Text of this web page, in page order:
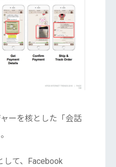
ーを核とした「会話
して、Facebook